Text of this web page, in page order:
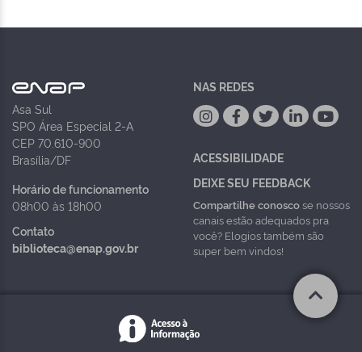
Asa Sul
SPO Área Especial 2-A
CEP 70.610-900
Brasília/DF
Horário de funcionamento
08h00 às 18h00
Contato
biblioteca@enap.gov.br
NAS REDES
ACESSIBILIDADE
DEIXE SEU FEEDBACK
Compartilhe conoscose nossos
canais estão adequados pra
você? Elogios também são
super bem vindos!